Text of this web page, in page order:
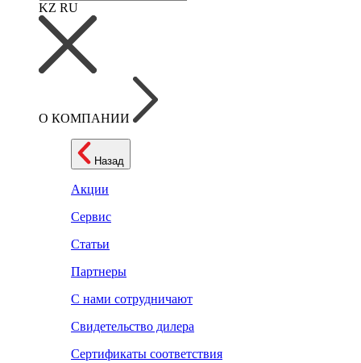
KZ RU
О КОМПАНИИ
Назад
Акции
Сервис
Статьи
Партнеры
С нами сотрудничают
Свидетельство дилера
Сертификаты соответствия